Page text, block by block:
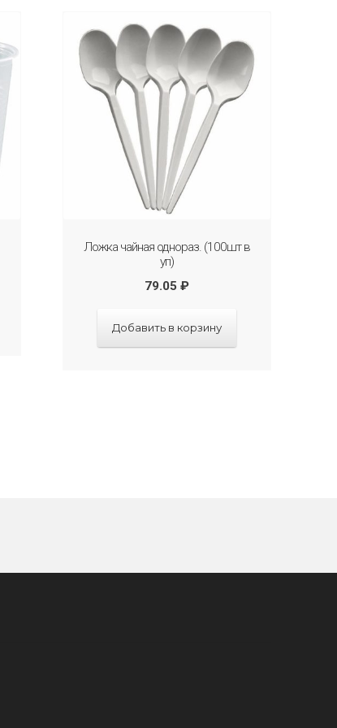
Ложка чайная однораз. (100шт в
уп)
79.05 ₽
Добавить в корзину